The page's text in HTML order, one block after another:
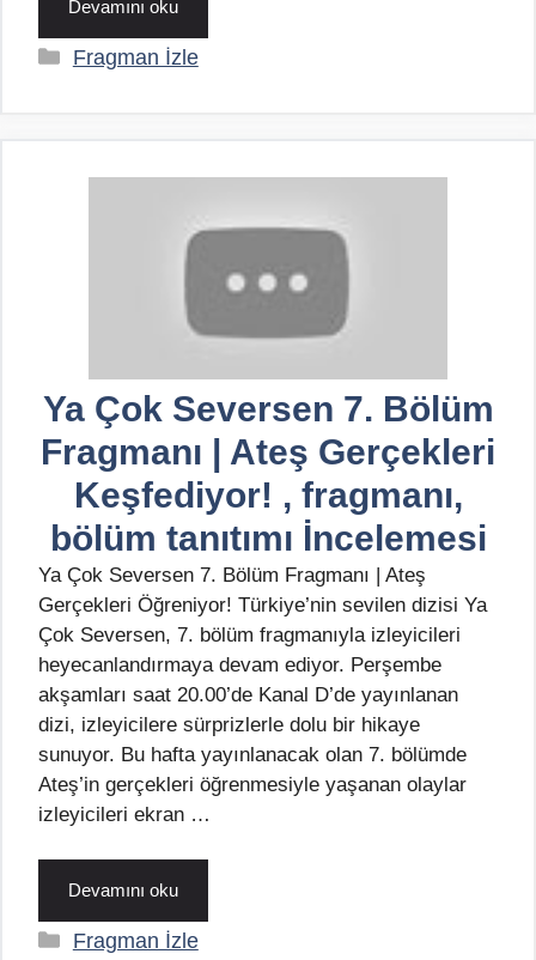
Devamını oku
Kategoriler
Fragman İzle
Ya Çok Seversen 7. Bölüm
Fragmanı | Ateş Gerçekleri
Keşfediyor! , fragmanı,
bölüm tanıtımı İncelemesi
Ya Çok Seversen 7. Bölüm Fragmanı | Ateş
Gerçekleri Öğreniyor! Türkiye’nin sevilen dizisi Ya
Çok Seversen, 7. bölüm fragmanıyla izleyicileri
heyecanlandırmaya devam ediyor. Perşembe
akşamları saat 20.00’de Kanal D’de yayınlanan
dizi, izleyicilere sürprizlerle dolu bir hikaye
sunuyor. Bu hafta yayınlanacak olan 7. bölümde
Ateş’in gerçekleri öğrenmesiyle yaşanan olaylar
izleyicileri ekran …
Devamını oku
Kategoriler
Fragman İzle